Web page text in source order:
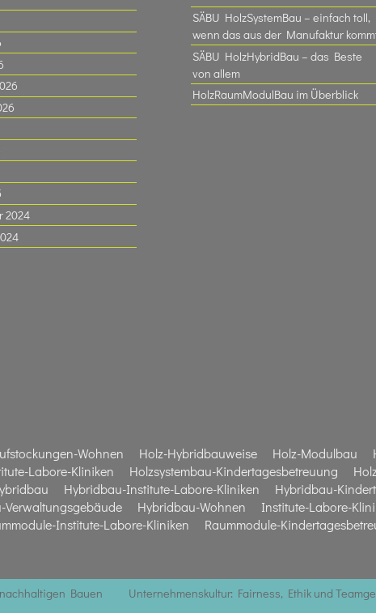
2024
SÄBU HolzSystemBau – einfach toll,
wenn das aus der Manufaktur kommt
SÄBU HolzHybridBau – das Beste
von allem
HolzRaumModulBau im Überblick
Wohnen Holz-Hybridbauweise Holz-Modulbau
Labore-Kliniken Holzsystembau-Kindertagesbetreuung
Hybridbau-Institute-Labore-Kliniken Hybridbau-
Verwaltungsgebäude Hybridbau-Wohnen Institute-Labore-
Institute-Labore-Kliniken Raummodule-
Bauen Unternehmenskultur: Fairness, Ethik und